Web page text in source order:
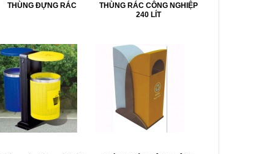
THÙNG ĐỰNG RÁC
THÙNG RÁC CÔNG NGHIỆP
240 LÍT